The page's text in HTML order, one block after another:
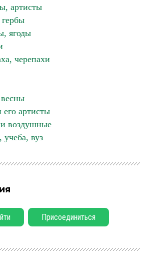
артисты
ягоды
черепахи
артисты
воздушные
вуз
Присоединиться